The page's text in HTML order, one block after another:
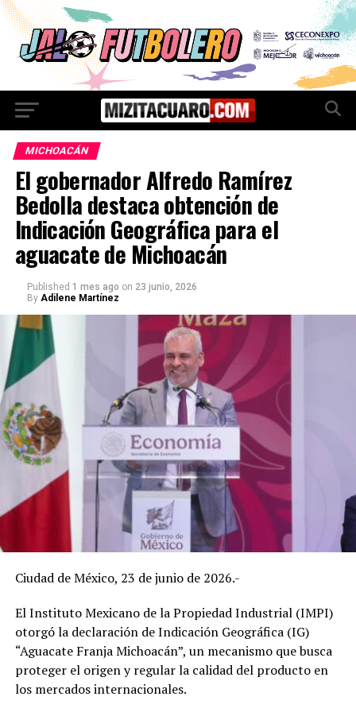
MICHOACÁN
El gobernador Alfredo Ramírez
Bedolla destaca obtención de
Indicación Geográfica para el
aguacate de Michoacán
Published 1 mes ago on 23 junio, 2026
By Adilene Martínez
Ciudad de México, 23 de junio de 2026.-
El Instituto Mexicano de la Propiedad Industrial (IMPI)
otorgó la declaración de Indicación Geográfica (IG)
“Aguacate Franja Michoacán”, un mecanismo que busca
proteger el origen y regular la calidad del producto en
los mercados internacionales.